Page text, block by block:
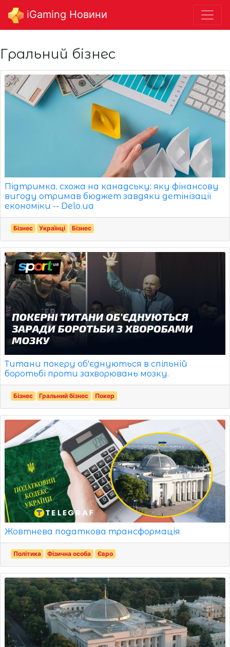
iGaming Новини
Гральний бізнес
Підтримка, схожа на канадську: яку фінансову
вигоду отримав бюджет завдяки детінізації
економіки -- Delo.ua
Бізнес Українці Бізнес
Титани покеру об'єднуються в спільній
боротьбі проти захворювань мозку.
Бізнес Гральний бізнес Покер
Жовтнева податкова трансформація
Політика Фізична особа Євро